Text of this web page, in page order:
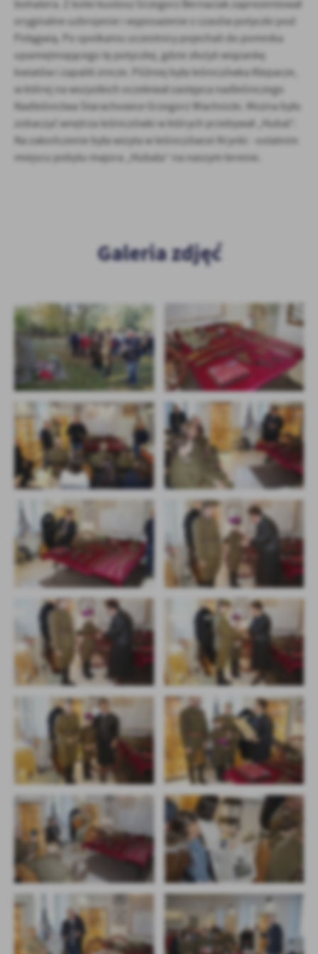
bohatera. Z kolei kustosz Grzegorz Bernaciak zaprezentował
oryginalne uzbrojenie i wyposażenie z czasów potyczki pod
Połągwią. Po spotkaniu uczestnicy pojechali do pomnika
upamiętniającego tę potyczkę, gdzie złożyli wiązankę
kwiatów i zapalili znicze. Później była leśniczówka Klepacze,
w której na wszystkich oczekiwał zastępca nadleśniczego
Nadleśnictwa Starachowice Grzegorz Wachnicki. Można było
zobaczyć wnętrza leśniczówki w których przebywał „Hubal”.
Na zakończenie była wizyta w leśniczówcei Krynki - ostatnim
miejscu pobytu majora „Hubala” na naszym terenie.
Galeria zdjęć